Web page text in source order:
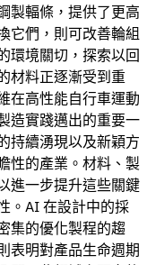
製輻條，提供了更高
它們，則可改善輪組
環境關切，探索以回
材料正逐漸受到重
在高性能自行車運動
造實踐邁出的重要一
持續湧現以及新穎方
性的產業。材料、製
進一步提升這些關鍵
。AI 在設計中的採
集的優化製程的趨
表明對產品生命週期